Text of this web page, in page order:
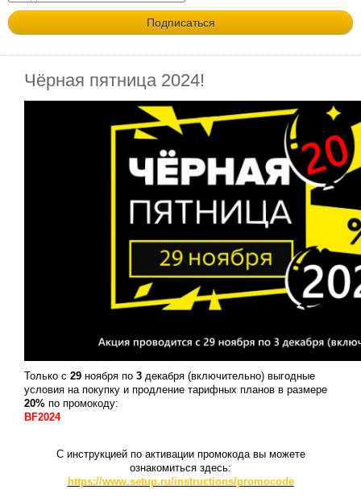
Чёрная пятница 2024!
Только с 29 ноября по 3 декабря (включительно) выгодные
условия на покупку и продление тарифных планов в размере
20% по промокоду:
BF2024
С инструкцией по активации промокода вы можете
ознакомиться здесь:
https://www.setup.ru/instructions/promocode